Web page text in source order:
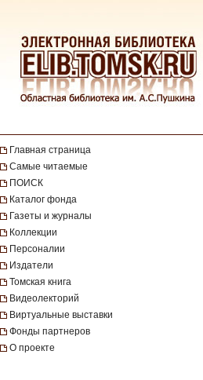
Главная страница
Самые читаемые
ПОИСК
Каталог фонда
Газеты и журналы
Коллекции
Персоналии
Издатели
Томская книга
Видеолекторий
Виртуальные выставки
Фонды партнеров
О проекте